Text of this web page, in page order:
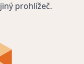
prohlížeč.